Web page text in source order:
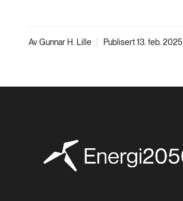
Av Gunnar H. Lille Publisert 13. feb. 2025